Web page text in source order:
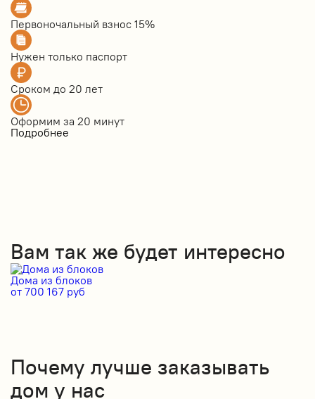
Первоночальный взнос 15%
Нужен только паспорт
Сроком до 20 лет
Оформим за 20 минут
Подробнее
Вам так же будет интересно
Дома из блоков
от 700 167 руб
Почему лучше заказывать
дом у нас